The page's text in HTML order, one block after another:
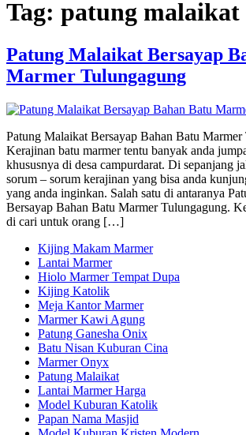
Tag: patung malaikat
Patung Malaikat Bersayap
Marmer Tulungagung
Patung Malaikat Bersayap Bahan Batu Marmer
Kerajinan batu marmer tentu banyak anda
khususnya di desa campurdarat. Di sepanjang
sorum – sorum kerajinan yang bisa anda
yang anda inginkan. Salah satu di antaranya
Bersayap Bahan Batu Marmer Tulungagung.
di cari untuk orang […]
Kijing Makam Marmer
Lantai Marmer
Hiolo Marmer Tempat Dupa
Kijing Katolik
Meja Kantor Marmer
Marmer Kawi Agung
Patung Ganesha Onix
Batu Nisan Kuburan Cina
Marmer Onyx
Patung Malaikat
Lantai Marmer Harga
Model Kuburan Katolik
Papan Nama Masjid